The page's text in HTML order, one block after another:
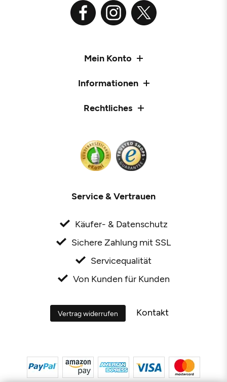
Mein Konto
Informationen
Rechtliches
Service & Vertrauen
Käufer- & Datenschutz
Sichere Zahlung mit SSL
Servicequalität
Von Kunden für Kunden
Vertrag widerrufen Kontakt